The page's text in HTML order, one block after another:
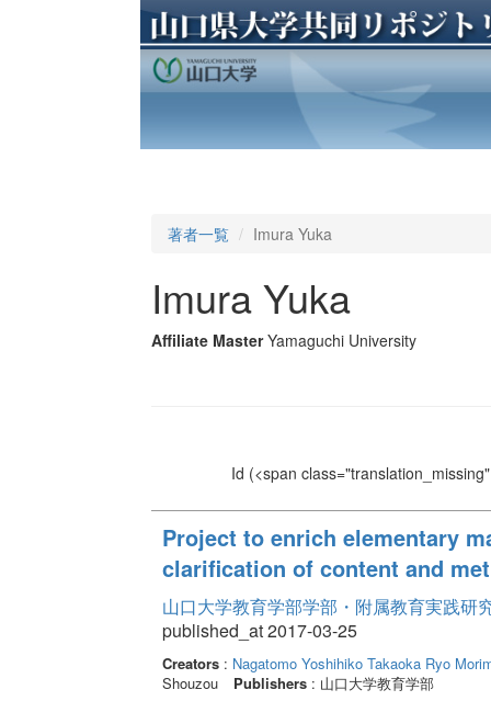
著者一覧 Imura Yuka
Imura Yuka
Affiliate Master Yamaguchi University
Id (<span
Project to enrich elementary
clarification of content and
山口大学教育学部学部・附属教育実践研
published_at 2017-03-25
Creators: Nagatomo Yoshihiko Takaoka Ryo
Shouzou
Publishers: 山口大学教育学部